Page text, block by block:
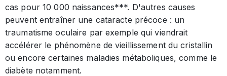
cas pour 10 000 naissances***. D'autres causes
peuvent entraîner une cataracte précoce : un
traumatisme oculaire par exemple qui viendrait
accélérer le phénomène de vieillissement du cristallin
ou encore certaines maladies métaboliques, comme le
diabète notamment.